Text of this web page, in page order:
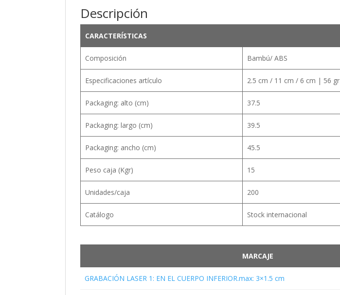
Descripción
CARACTERÍSTICAS
Composición Bambú/ ABS
Especificaciones artículo 2.5 cm / 11 cm / 6 cm | 56 gr
Packaging: alto (cm) 37.5
Packaging: largo (cm) 39.5
Packaging: ancho (cm) 45.5
Peso caja (Kgr) 15
Unidades/caja 200
Catálogo Stock internacional
MARCAJE
GRABACIÓN LASER 1: EN EL CUERPO INFERIOR.max: 3×1.5 cm